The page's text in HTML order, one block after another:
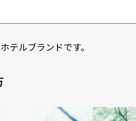
テルブランドです。